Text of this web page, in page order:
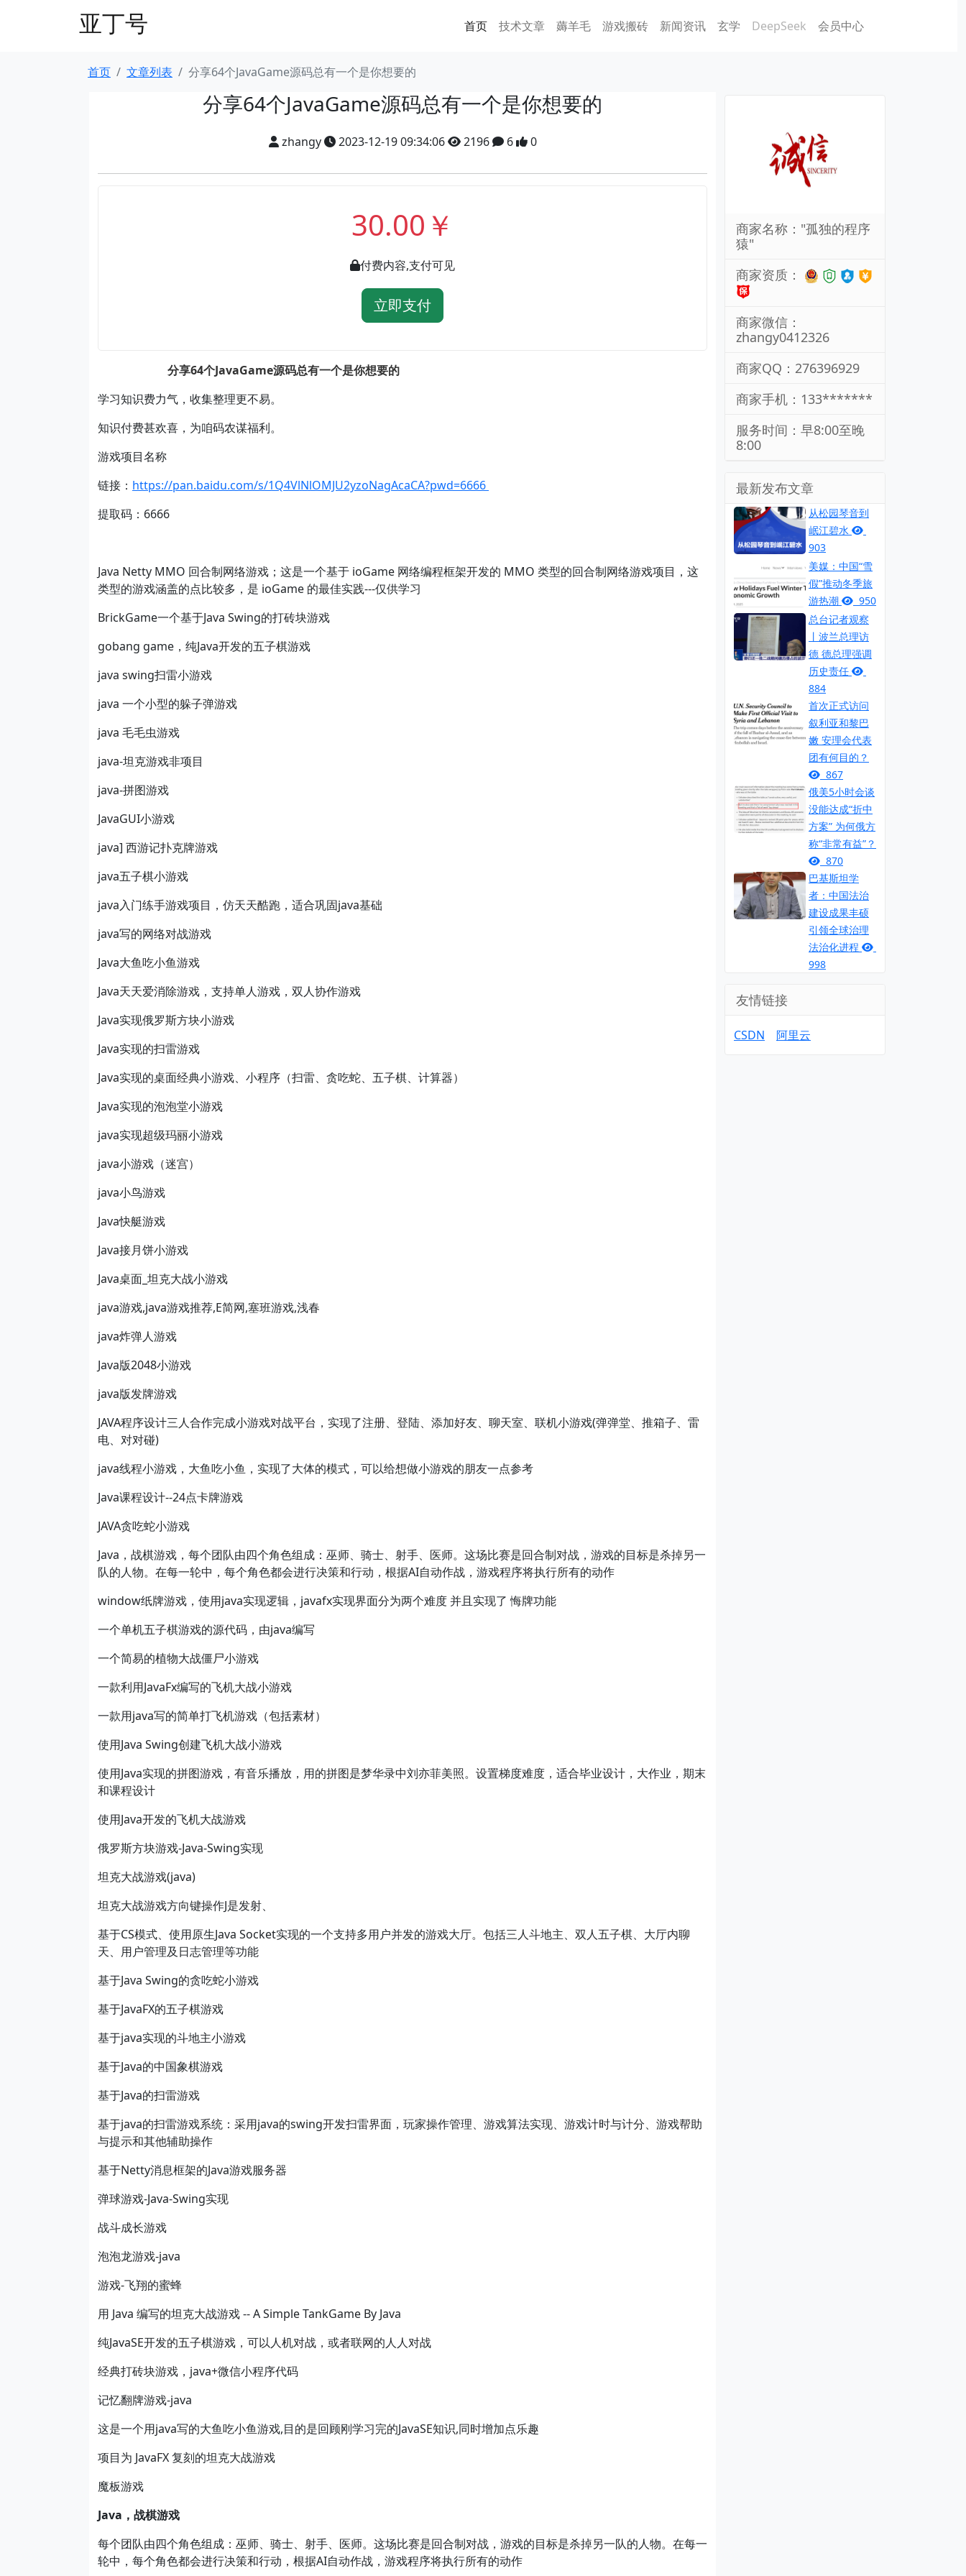
亚丁号 首页 技术文章 薅羊毛 游戏搬砖 新闻资讯 玄学 DeepSeek 会员中心
首页 文章列表 分享64个JavaGame源码总有一个是你想要的
分享64个JavaGame源码总有一个是你想要的
zhangy 2023-12-19 09:34:06 2196 6 0
30.00￥
付费内容,支付可见
立即支付
分享64个JavaGame源码总有一个是你想要的
学习知识费力气，收集整理更不易。
知识付费甚欢喜，为咱码农谋福利。
游戏项目名称
链接： https://pan.baidu.com/s/1Q4VlNlOMJU2yzoNagAcaCA?pwd=6666
提取码：6666
Java Netty MMO 回合制网络游戏；这是一个基于 ioGame 网络编程框架开发的 MMO 类型的回合制网络游戏项目，这
类型的游戏涵盖的点比较多，是 ioGame 的最佳实践---仅供学习
BrickGame一个基于Java Swing的打砖块游戏
gobang game，纯Java开发的五子棋游戏
java swing扫雷小游戏
java 一个小型的躲子弹游戏
java 毛毛虫游戏
java-坦克游戏非项目
java-拼图游戏
JavaGUI小游戏
java] 西游记扑克牌游戏
java五子棋小游戏
java入门练手游戏项目，仿天天酷跑，适合巩固java基础
java写的网络对战游戏
Java大鱼吃小鱼游戏
Java天天爱消除游戏，支持单人游戏，双人协作游戏
Java实现俄罗斯方块小游戏
Java实现的扫雷游戏
Java实现的桌面经典小游戏、小程序（扫雷、贪吃蛇、五子棋、计算器）
Java实现的泡泡堂小游戏
java实现超级玛丽小游戏
java小游戏（迷宫）
java小鸟游戏
Java快艇游戏
Java接月饼小游戏
Java桌面_坦克大战小游戏
java游戏,java游戏推荐,E简网,塞班游戏,浅春
java炸弹人游戏
Java版2048小游戏
java版发牌游戏
JAVA程序设计三人合作完成小游戏对战平台，实现了注册、登陆、添加好友、聊天室、联机小游戏(弹弹堂、推箱子、雷
电、对对碰)
java线程小游戏，大鱼吃小鱼，实现了大体的模式，可以给想做小游戏的朋友一点参考
Java课程设计--24点卡牌游戏
JAVA贪吃蛇小游戏
Java，战棋游戏，每个团队由四个角色组成：巫师、骑士、射手、医师。这场比赛是回合制对战，游戏的目标是杀掉另一
队的人物。在每一轮中，每个角色都会进行决策和行动，根据AI自动作战，游戏程序将执行所有的动作
window纸牌游戏，使用java实现逻辑，javafx实现界面分为两个难度 并且实现了 悔牌功能
一个单机五子棋游戏的源代码，由java编写
一个简易的植物大战僵尸小游戏
一款利用JavaFx编写的飞机大战小游戏
一款用java写的简单打飞机游戏（包括素材）
使用Java Swing创建飞机大战小游戏
使用Java实现的拼图游戏，有音乐播放，用的拼图是梦华录中刘亦菲美照。设置梯度难度，适合毕业设计，大作业，期末
和课程设计
使用Java开发的飞机大战游戏
俄罗斯方块游戏-Java-Swing实现
坦克大战游戏(java)
坦克大战游戏方向键操作J是发射、
基于CS模式、使用原生Java Socket实现的一个支持多用户并发的游戏大厅。包括三人斗地主、双人五子棋、大厅内聊
天、用户管理及日志管理等功能
基于Java Swing的贪吃蛇小游戏
基于JavaFX的五子棋游戏
基于java实现的斗地主小游戏
基于Java的中国象棋游戏
基于Java的扫雷游戏
基于java的扫雷游戏系统：采用java的swing开发扫雷界面，玩家操作管理、游戏算法实现、游戏计时与计分、游戏帮助
与提示和其他辅助操作
基于Netty消息框架的Java游戏服务器
弹球游戏-Java-Swing实现
战斗成长游戏
泡泡龙游戏-java
游戏-飞翔的蜜蜂
用 Java 编写的坦克大战游戏 -- A Simple TankGame By Java
纯JavaSE开发的五子棋游戏，可以人机对战，或者联网的人人对战
经典打砖块游戏，java+微信小程序代码
记忆翻牌游戏-java
这是一个用java写的大鱼吃小鱼游戏,目的是回顾刚学习完的JavaSE知识,同时增加点乐趣
项目为 JavaFX 复刻的坦克大战游戏
魔板游戏
Java ，战棋游戏
每个团队由四个角色组成：巫师、骑士、射手、医师。这场比赛是回合制对战，游戏的目标是杀掉另一队的人物。在每一
轮中，每个角色都会进行决策和行动，根据AI自动作战，游戏程序将执行所有的动作
商家名称："孤独的程序
猿"
商家资质：
商家微信：
zhangy0412326
商家QQ：276396929
商家手机：133*******
服务时间：早8:00至晚
8:00
最新发布文章
从松园琴音到
岷江碧水
903
美媒：中国“雪
假”推动冬季旅
游热潮
950
总台记者观察
丨波兰总理访
德 德总理强调
历史责任
884
首次正式访问
叙利亚和黎巴
嫩 安理会代表
团有何目的？
867
俄美5小时会谈
没能达成“折中
方案” 为何俄方
称“非常有益”？
870
巴基斯坦学
者：中国法治
建设成果丰硕
引领全球治理
法治化进程
998
友情链接
CSDN 阿里云